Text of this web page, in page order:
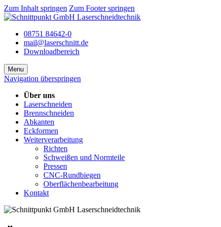
Zum Inhalt springen Zum Footer springen
08751 84642-0
mail@laserschnitt.de
Downloadbereich
Menu
Navigation überspringen
Über uns
Laserschneiden
Brennschneiden
Abkanten
Eckformen
Weiterverarbeitung
Richten
Schweißen und Normteile
Pressen
CNC-Rundbiegen
Oberflächenbearbeitung
Kontakt